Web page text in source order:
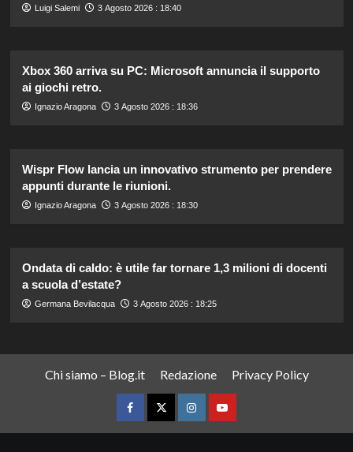
Luigi Salemi 3 Agosto 2026 : 18:40
Xbox 360 arriva su PC: Microsoft annuncia il supporto
ai giochi retro.
Ignazio Aragona 3 Agosto 2026 : 18:36
Wispr Flow lancia un innovativo strumento per prendere
appunti durante le riunioni.
Ignazio Aragona 3 Agosto 2026 : 18:30
Ondata di caldo: è utile far tornare 1,3 milioni di docenti
a scuola d’estate?
Germana Bevilacqua 3 Agosto 2026 : 18:25
Chi siamo – Blog.it Redazione Privacy Policy
FacebookTwitterInstagramYouTube